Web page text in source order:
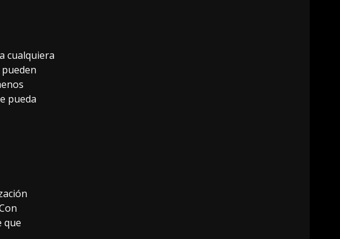
cualquiera
pueda
que